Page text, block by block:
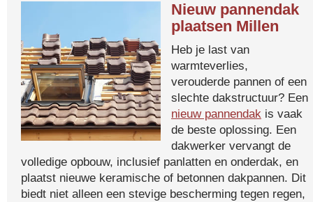
Nieuw pannendak
plaatsen Millen
Heb je last van
warmteverlies,
verouderde pannen of een
slechte dakstructuur? Een
nieuw pannendak is vaak
de beste oplossing. Een
dakwerker vervangt de
volledige opbouw, inclusief panlatten en onderdak, en
plaatst nieuwe keramische of betonnen dakpannen. Dit
biedt niet alleen een stevige bescherming tegen regen,